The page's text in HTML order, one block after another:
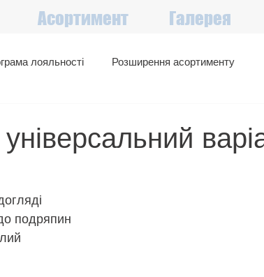
Асортимент Галерея
лояльності Розширення асортименту
подряпин